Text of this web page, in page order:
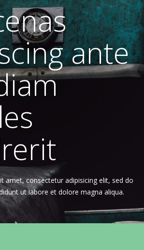
ante
amet, consectetur adipisicing elit, sed do
ut labore et dolore magna aliqua.